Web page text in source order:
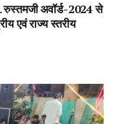
रुस्तमजी अवॉर्ड-2024 से
एवं राज्य स्तरीय